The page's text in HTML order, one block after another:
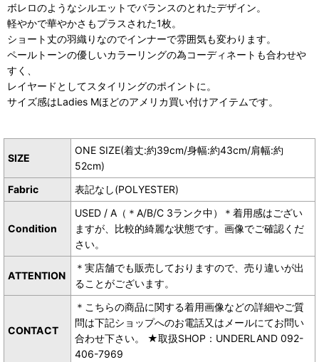
ボレロのようなシルエットでバランスのとれたデザイン。
軽やかで華やかさもプラスされた1枚。
ショート丈の羽織りなのでインナーで雰囲気も変わります。
ペールトーンの優しいカラーリングの為コーディネートも合わせや
すく、
レイヤードとしてスタイリングのポイントに。
サイズ感はLadies Mほどのアメリカ買い付けアイテムです。
SIZE
ONE SIZE(着丈:約39cm/身幅:約43cm/肩幅:約
52cm)
Fabric
表記なし(POLYESTER)
Condition
USED / A（＊A/B/C 3ランク中）＊着用感はござい
ますが、比較的綺麗な状態です。画像でご確認くだ
さい。
ATTENTION
＊実店舗でも販売しておりますので、売り違いが出
ることがございます。
CONTACT
＊こちらの商品に関する着用画像などの詳細やご質
問は下記ショップへのお電話又はメールにてお問い
合わせ下さい。 ★取扱SHOP：UNDERLAND 092-
406-7969